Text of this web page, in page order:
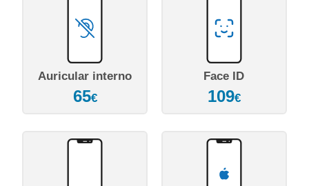
Auricular interno
65€
Face ID
109€